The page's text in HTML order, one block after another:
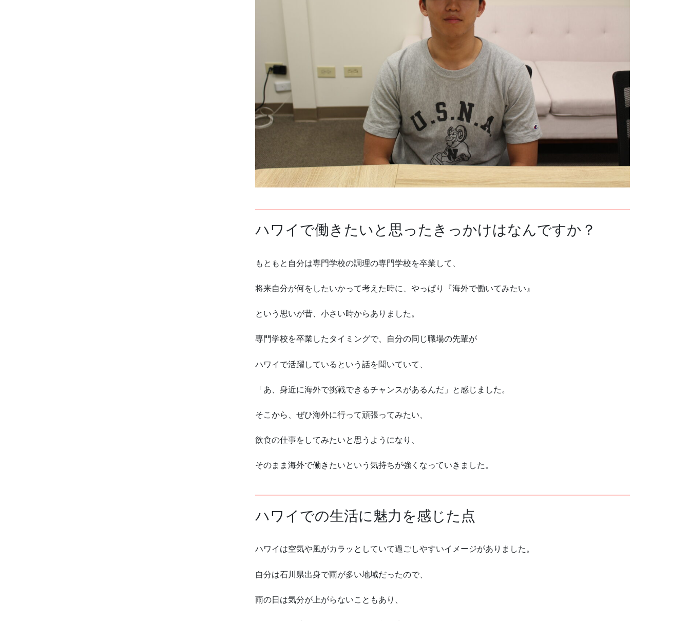
ハワイで働きたいと思ったきっかけはなんですか？
もともと自分は専門学校の調理の専門学校を卒業して、
将来自分が何をしたいかって考えた時に、やっぱり『海外で働いてみたい』
という思いが昔、小さい時からありました。
専門学校を卒業したタイミングで、自分の同じ職場の先輩が
ハワイで活躍しているという話を聞いていて、
「あ、身近に海外で挑戦できるチャンスがあるんだ」と感じました。
そこから、ぜひ海外に行って頑張ってみたい、
飲食の仕事をしてみたいと思うようになり、
そのまま海外で働きたいという気持ちが強くなっていきました。
ハワイでの生活に魅力を感じた点
ハワイは空気や風がカラッとしていて過ごしやすいイメージがありました。
自分は石川県出身で雨が多い地域だったので、
雨の日は気分が上がらないこともあり、